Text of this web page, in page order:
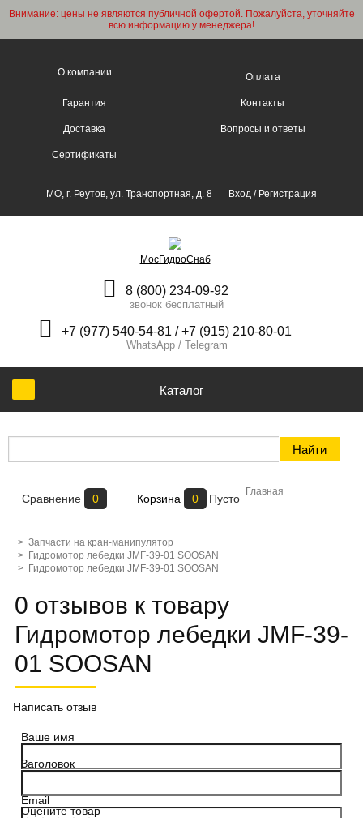
Внимание: цены не являются публичной офертой. Пожалуйста, уточняйте
всю информацию у менеджера!
О компании Оплата
Гарантия Контакты
Доставка Вопросы и ответы
Сертификаты
МО, г. Реутов, ул. Транспортная, д. 8 Вход /Регистрация
МосГидроСнаб
8 (800) 234-09-92
звонок бесплатный
+7 (977) 540-54-81 / +7 (915) 210-80-01
WhatsApp / Telegram
Каталог
Сравнение 0 Корзина 0 Пусто
Главная
> Запчасти на кран-манипулятор
> Гидромотор лебедки JMF-39-01 SOOSAN
> Гидромотор лебедки JMF-39-01 SOOSAN
0 отзывов к товару
Гидромотор лебедки JMF-39-
01 SOOSAN
Написать отзыв
Ваше имя
Email
Заголовок
Оцените товар